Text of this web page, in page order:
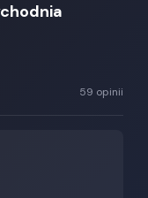
59 opinii